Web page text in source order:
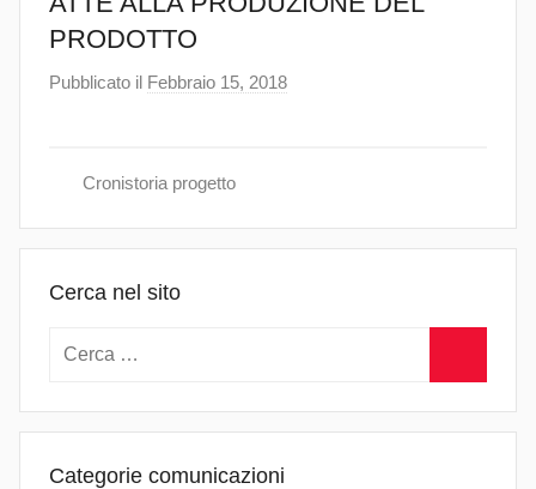
PRODOTTO
Pubblicato il Febbraio 15, 2018
Cronistoria progetto
Cerca nel sito
Ricerca
Categorie comunicazioni